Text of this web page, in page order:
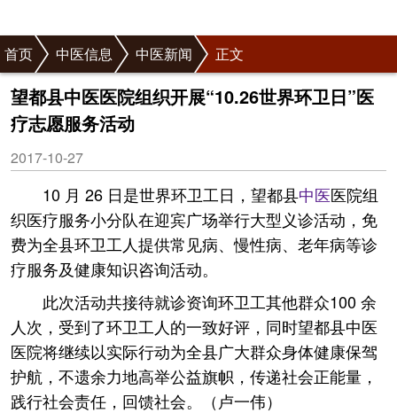
首页 中医信息 中医新闻 正文
望都县中医医院组织开展“10.26世界环卫日”医
疗志愿服务活动
2017-10-27
10 月 26 日是世界环卫工日，望都县中医医院组
织医疗服务小分队在迎宾广场举行大型义诊活动，免
费为全县环卫工人提供常见病、慢性病、老年病等诊
疗服务及健康知识咨询活动。
此次活动共接待就诊资询环卫工其他群众100 余
人次，受到了环卫工人的一致好评，同时望都县中医
医院将继续以实际行动为全县广大群众身体健康保驾
护航，不遗余力地高举公益旗帜，传递社会正能量，
践行社会责任，回馈社会。（卢一伟）